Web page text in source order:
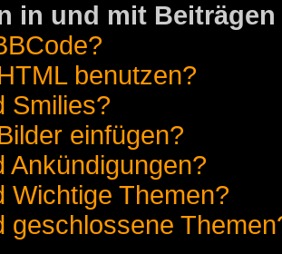
in und mit
benutzen?
Smilies?
einfügen?
Ankündigungen?
Wichtige Themen?
geschlossene